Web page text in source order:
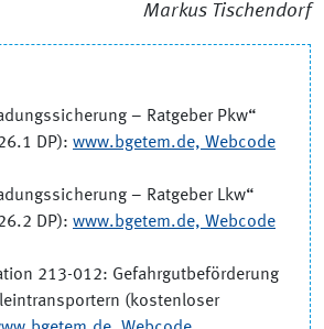
Markus Tischendorf
– Ratgeber Pkw“
DP): www.bgetem.de, Webcode
– Ratgeber Lkw“
DP): www.bgetem.de, Webcode
213-012: Gefahrgutbeförderung
(kostenloser